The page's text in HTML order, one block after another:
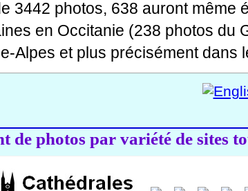
3442 photos, 638 auront même
en Occitanie (238 photos du
Alpes et plus précisément dans
de photos par variété de sites